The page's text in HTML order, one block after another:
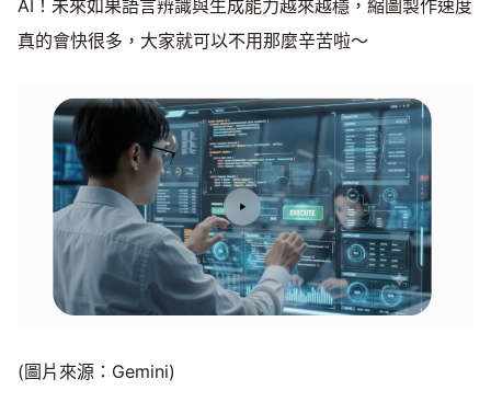
AI！未來如果語言辨識與生成能力越來越穩，縮圖製作速度
真的會快很多，大家就可以不用那麼辛苦啦～
(圖片來源：Gemini)